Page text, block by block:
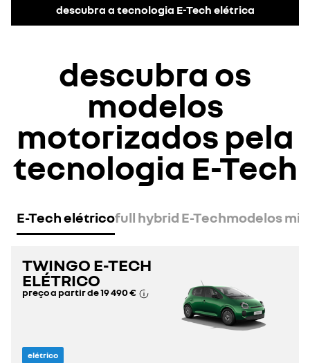
descubra a tecnologia E-Tech elétrica
descubra os
modelos
motorizados pela
tecnologia E-Tech
E-Tech elétricofull hybrid E-Techmodelos
TWINGO E-TECH
ELÉTRICO
preço a partir de19 490 €
elétrico